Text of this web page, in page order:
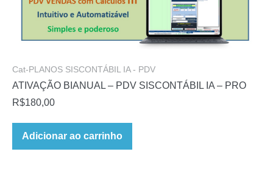
Cat-PLANOS SISCONTÁBIL IA - PDV
ATIVAÇÃO BIANUAL – PDV SISCONTÁBIL IA – PRO
R$180,00
Adicionar ao carrinho